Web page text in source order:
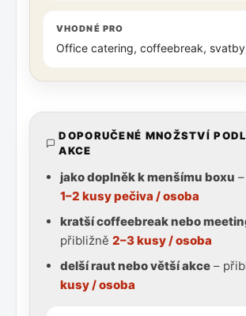
VHODNÉ PRO
Office catering, coffeebreak,
DOPORUČENÉ MNOŽSTVÍ
AKCE
jako doplněk k menšímu boxu
1–2 kusy pečiva / osoba
kratší coffeebreak nebo
přibližně 2–3 kusy / osoba
delší raut nebo větší akce –
kusy / osoba